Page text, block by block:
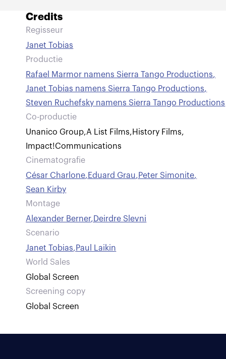
Credits
Regisseur
Janet Tobias
Productie
Rafael Marmor namens Sierra Tango Productions,
Janet Tobias namens Sierra Tango Productions,
Steven Ruchefsky namens Sierra Tango Productions
Co-productie
Unanico Group,A List Films,History Films,
Impact!Communications
Cinematografie
César Charlone,Eduard Grau,Peter Simonite,
Sean Kirby
Montage
Alexander Berner, Deirdre Slevni
Scenario
Janet Tobias,Paul Laikin
World Sales
Global Screen
Screening copy
Global Screen